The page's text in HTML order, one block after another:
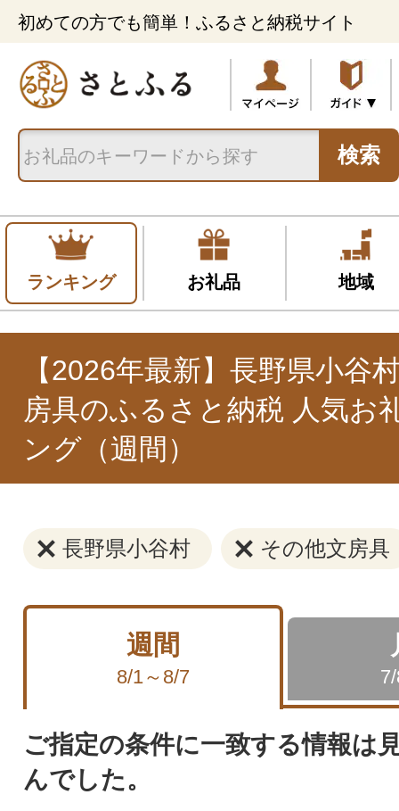
初めての方でも簡単！ふるさと納税サイト
検索
ランキング お礼品 地域
【2026年最新】長野県小谷
房具のふるさと納税 人気お
ング（週間）
長野県小谷村 その他文房具
週間
8/1～8/7
ご指定の条件に一致する情報は
んでした。